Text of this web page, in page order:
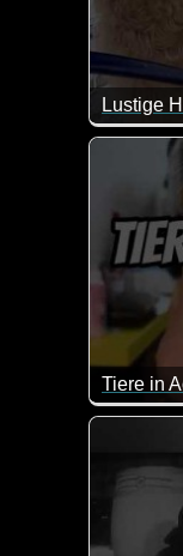
Lustige
Das sind
Tiere in
Wenn